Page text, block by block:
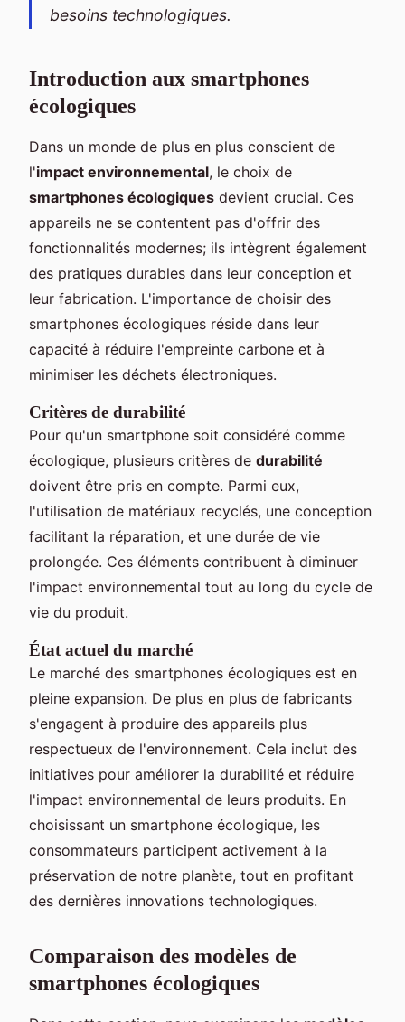
besoins technologiques.
Introduction aux smartphones
écologiques
Dans un monde de plus en plus conscient de
l'impact environnemental, le choix de
smartphones écologiques devient crucial. Ces
appareils ne se contentent pas d'offrir des
fonctionnalités modernes; ils intègrent également
des pratiques durables dans leur conception et
leur fabrication. L'importance de choisir des
smartphones écologiques réside dans leur
capacité à réduire l'empreinte carbone et à
minimiser les déchets électroniques.
Critères de durabilité
Pour qu'un smartphone soit considéré comme
écologique, plusieurs critères de durabilité
doivent être pris en compte. Parmi eux,
l'utilisation de matériaux recyclés, une conception
facilitant la réparation, et une durée de vie
prolongée. Ces éléments contribuent à diminuer
l'impact environnemental tout au long du cycle de
vie du produit.
État actuel du marché
Le marché des smartphones écologiques est en
pleine expansion. De plus en plus de fabricants
s'engagent à produire des appareils plus
respectueux de l'environnement. Cela inclut des
initiatives pour améliorer la durabilité et réduire
l'impact environnemental de leurs produits. En
choisissant un smartphone écologique, les
consommateurs participent activement à la
préservation de notre planète, tout en profitant
des dernières innovations technologiques.
Comparaison des modèles de
smartphones écologiques